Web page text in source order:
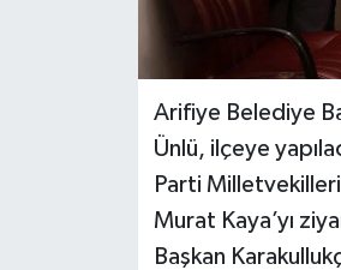
Arifiye Belediye
Ünlü, ilçeye
Parti
Murat Kaya’yı
Başkan